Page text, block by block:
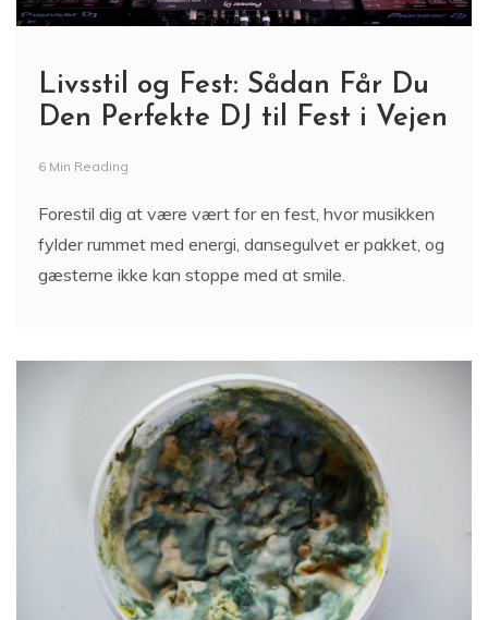
Livsstil og Fest: Sådan Får Du
Den Perfekte DJ til Fest i Vejen
6 Min Reading
Forestil dig at være vært for en fest, hvor musikken
fylder rummet med energi, dansegulvet er pakket, og
gæsterne ikke kan stoppe med at smile.